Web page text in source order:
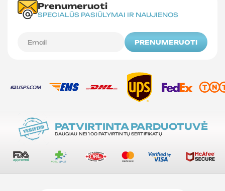
Prenumeruoti
SPECIALŪS PASIŪLYMAI IR NAUJIENOS
PRENUMERUOTI
PATVIRTINTA PARDUOTUVĖ
DAUGIAU NEI 100 PATVIRTINTŲ SERTIFIKATŲ